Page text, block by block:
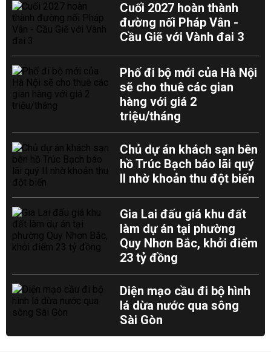
Cuối 2027 hoàn thành
đường nối Pháp Vân -
Cầu Giẽ với Vành đai 3
Phố đi bộ mới của Hà Nội
sẽ cho thuê các gian
hàng với giá 2
triệu/tháng
Chủ dự án khách sạn bên
hồ Trúc Bạch báo lãi quý
II nhờ khoản thu đột biến
Gia Lai đấu giá khu đất
làm dự án tại phường
Quy Nhơn Bắc, khởi điểm
23 tỷ đồng
Diện mạo cầu đi bộ hình
lá dừa nước qua sông
Sài Gòn